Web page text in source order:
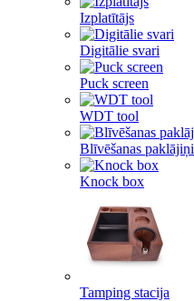
Izplatītājs
Digitālie svari
Puck screen
WDT tool
Blīvēšanas paklājiņi
Knock box
Tamping stacija